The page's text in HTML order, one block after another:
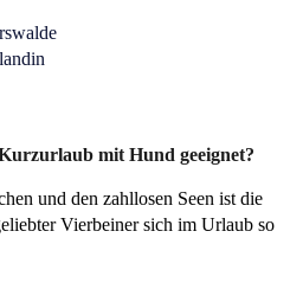
mit Hund geeignet?
und den zahllosen Seen ist die
Vierbeiner sich im Urlaub so